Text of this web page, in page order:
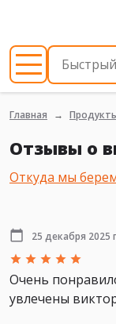
Главная
Отзывы о
Откуда мы
25 декабря 2025
Очень
увлечены